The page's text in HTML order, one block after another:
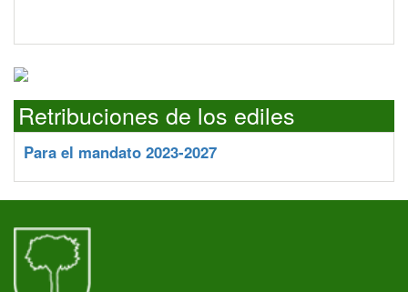
Retribuciones de los ediles
Para el mandato 2023-2027